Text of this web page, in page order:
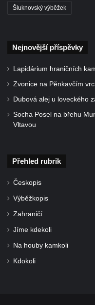
Šluknovský výběžek
Nejnovější příspěvky
Lapidárium hraničních
Zvonice na Pěnkavčím
Dubová alej u loveckého
Socha Posel na břehu
Vltavou
Přehled rubrik
Českopis
Výběžkopis
Zahraničí
Jíme kdekoli
Na houby kamkoli
Kdokoli